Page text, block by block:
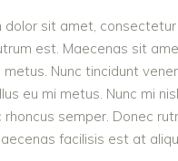
dolor sit amet,
est. Maecenas sit
Nunc tincidunt
eu mi metus. Nunc mi
semper. Donec
facilisis est at